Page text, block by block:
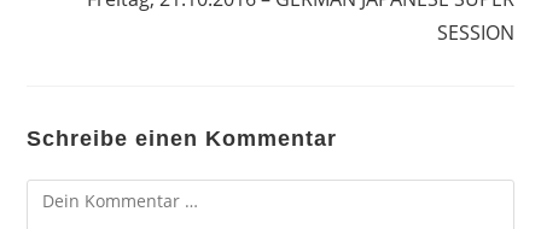
SESSION
Schreibe einen Kommentar
Kommentar